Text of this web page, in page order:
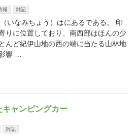
報 雑記
いなみちょう）はにあるである。 印
りに位置しており、南西部はほんの少
んど紀伊山地の西の端に当たる山林地
響 …
ャンピングカー
雑記